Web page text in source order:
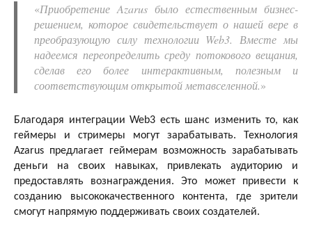
«Приобретение Azarus было естественным бизнес-
решением, которое свидетельствует о нашей вере в
преобразующую силу технологии Web3. Вместе мы
надеемся переопределить среду потокового вещания,
сделав его более интерактивным, полезным и
соответствующим открытой метавселенной.»
Благодаря интеграции Web3 есть шанс изменить то, как
геймеры и стримеры могут зарабатывать. Технология
Azarus предлагает геймерам возможность зарабатывать
деньги на своих навыках, привлекать аудиторию и
предоставлять вознаграждения. Это может привести к
созданию высококачественного контента, где зрители
смогут напрямую поддерживать своих создателей.